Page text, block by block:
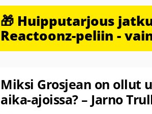
🎁 Huipputarjous
Reactoonz-peliin -
Miksi Grosjean on ollut
aika-ajoissa? – Jarno